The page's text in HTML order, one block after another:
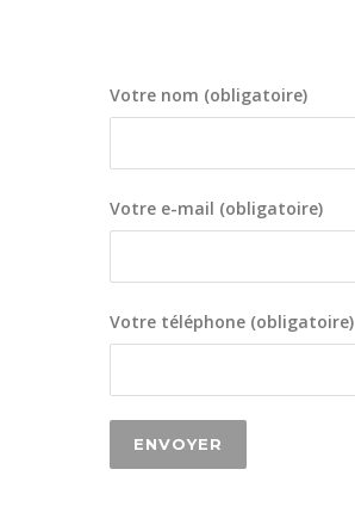
Votre nom (obligatoire)
Votre e-mail (obligatoire)
Votre téléphone (obligatoire)